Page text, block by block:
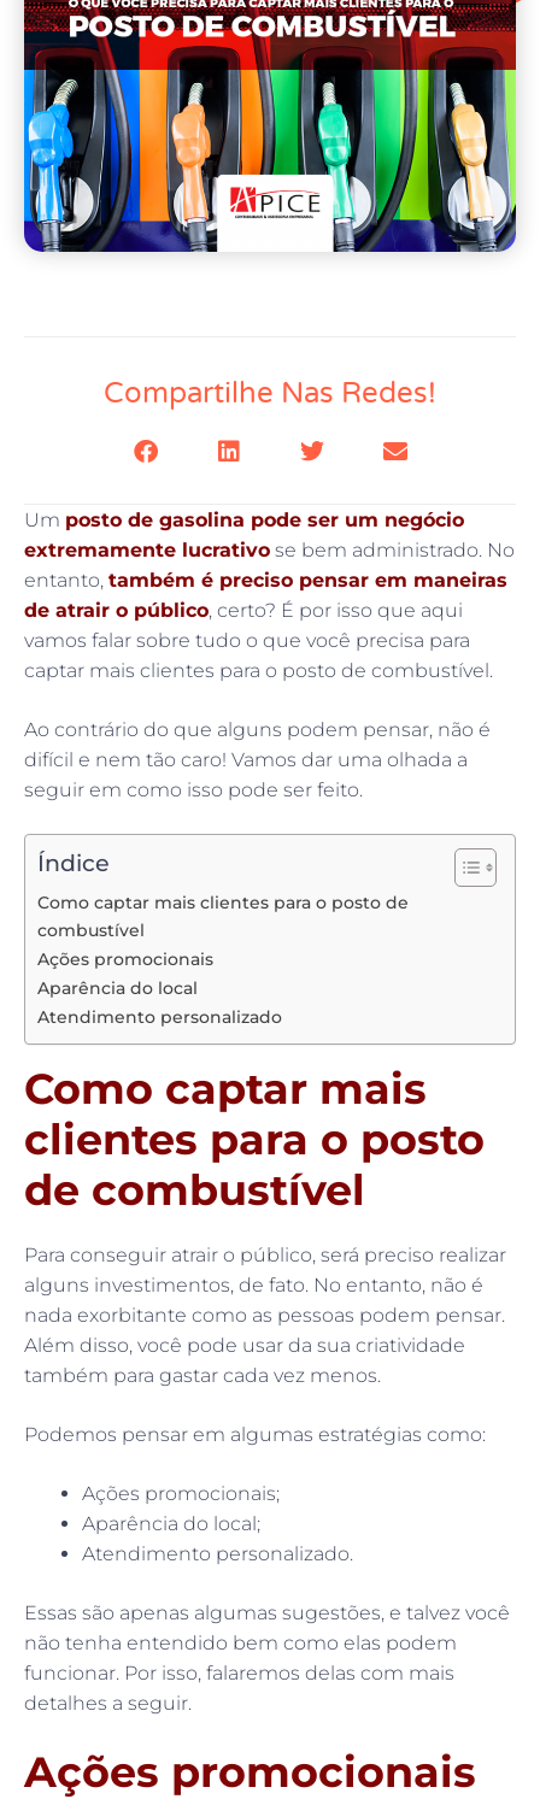
Compartilhe Nas Redes!
Um posto de gasolina pode ser um negócio
extremamente lucrativo se bem administrado. No
entanto, também é preciso pensar em maneiras
de atrair o público, certo? É por isso que aqui
vamos falar sobre tudo o que você precisa para
captar mais clientes para o posto de combustível.
Ao contrário do que alguns podem pensar, não é
difícil e nem tão caro! Vamos dar uma olhada a
seguir em como isso pode ser feito.
Índice
Como captar mais clientes para o posto de
combustível
Ações promocionais
Aparência do local
Atendimento personalizado
Como captar mais
clientes para o posto
de combustível
Para conseguir atrair o público, será preciso realizar
alguns investimentos, de fato. No entanto, não é
nada exorbitante como as pessoas podem pensar.
Além disso, você pode usar da sua criatividade
também para gastar cada vez menos.
Podemos pensar em algumas estratégias como:
Ações promocionais;
Aparência do local;
Atendimento personalizado.
Essas são apenas algumas sugestões, e talvez você
não tenha entendido bem como elas podem
funcionar. Por isso, falaremos delas com mais
detalhes a seguir.
Ações promocionais